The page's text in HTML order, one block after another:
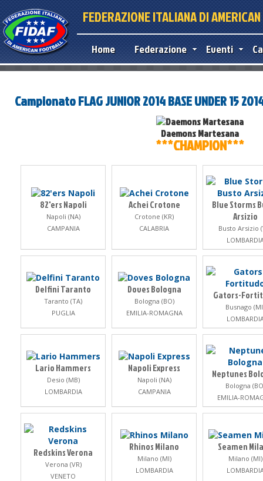
FEDERAZIONE ITALIANA DI
Home Federazione Eventi
Campionato FLAG JUNIOR 2014 BASE UNDER 15
Daemons Martesana
***CHAMPION***
82'ers Napoli
Napoli (NA)
CAMPANIA
Achei Crotone
Crotone (KR)
CALABRIA
Blue Storms
Arsizio
Busto Arsizio
Delfini Taranto
Taranto (TA)
PUGLIA
Doves Bologna
Bologna (BO)
EMILIA-ROMAGNA
Gators-
Busnago
Lario Hammers
Desio (MB)
LOMBARDIA
Napoli Express
Napoli (NA)
CAMPANIA
Neptunes
Bologna
EMILIA-
Redskins Verona
Verona (VR)
VENETO
Rhinos Milano
Milano (MI)
LOMBARDIA
Seamen
Milano (MI)